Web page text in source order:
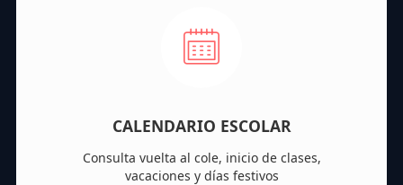
CALENDARIO ESCOLAR
Consulta vuelta al cole, inicio de clases,
vacaciones y días festivos